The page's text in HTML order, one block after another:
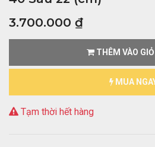
3.700.000 ₫
THÊM VÀO
MUA
Tạm thời hết hàng